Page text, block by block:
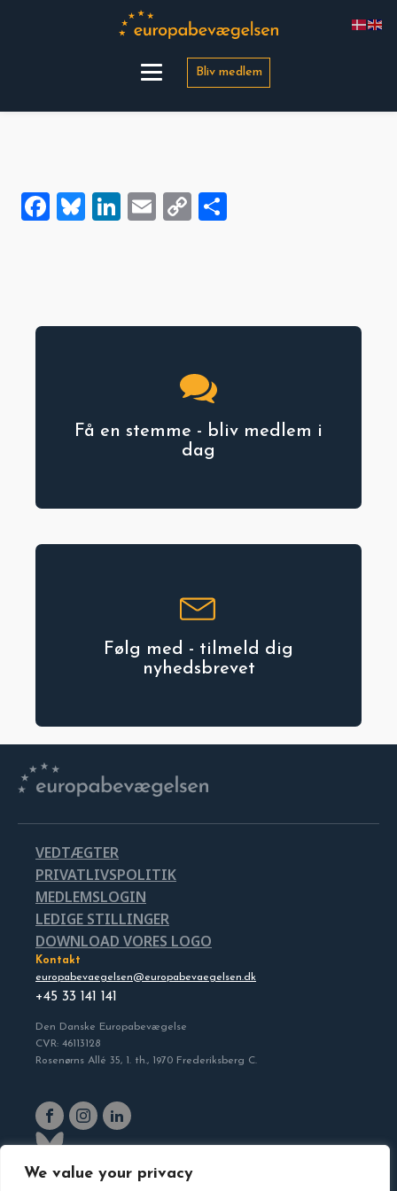
We value your privacy
Bliv medlem
Facebook
Bluesky
LinkedIn
EmailCopy
Få en stemme - bliv medlem i
dag
Følg med - tilmeld dig
nyhedsbrevet
VEDTÆGTER
PRIVATLIVSPOLITIK
MEDLEMSLOGIN
LEDIGE STILLINGER
DOWNLOAD VORES LOGO
Kontakt
europabevaegelsen@europabevaegelsen.dk
+45 33 141 141
Den Danske Europabevægelse
CVR: 46113128
Rosenørns Allé 35, 1. th., 1970 Frederiksberg C.